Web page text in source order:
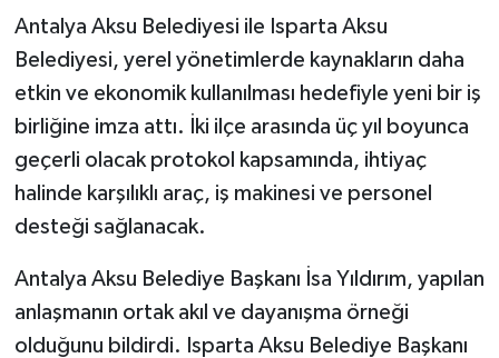
Antalya Aksu Belediyesi ile Isparta Aksu
Belediyesi, yerel yönetimlerde kaynakların daha
etkin ve ekonomik kullanılması hedefiyle yeni bir iş
birliğine imza attı. İki ilçe arasında üç yıl boyunca
geçerli olacak protokol kapsamında, ihtiyaç
halinde karşılıklı araç, iş makinesi ve personel
desteği sağlanacak.
Antalya Aksu Belediye Başkanı İsa Yıldırım, yapılan
anlaşmanın ortak akıl ve dayanışma örneği
olduğunu bildirdi. Isparta Aksu Belediye Başkanı